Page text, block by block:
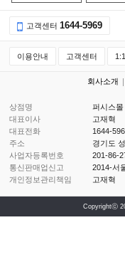
고객센터 1644-5969
이용안내 고객센터
회사소개
상점명
퍼시스몰
대표이사
고재혁
대표전화
1644-
주소
경기도
사업자등록번호
201-86-
통신판매업신고
2014-서
개인정보관리책임
고재혁
Copyrightⓒ